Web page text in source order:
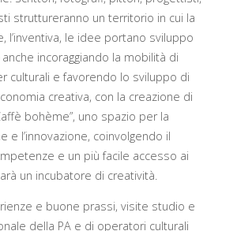
struttureranno un territorio in cui la
l’inventiva, le idee portano sviluppo
incoraggiando la mobilità di
culturali e favorendo lo sviluppo di
creativa, con la creazione di
bohème”, uno spazio per la
e l’innovazione, coinvolgendo il
e un più facile accesso ai
un incubatore di creatività.
e buone prassi, visite studio e
della PA e di operatori culturali